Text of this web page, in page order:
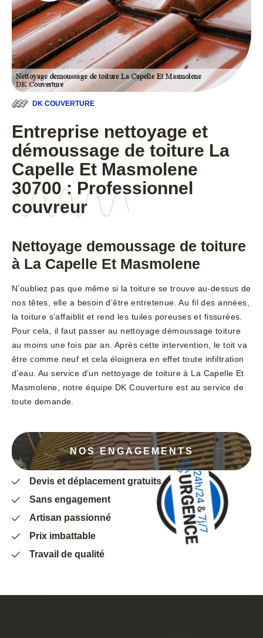
DK COUVERTURE
Entreprise nettoyage et
démoussage de toiture La
Capelle Et Masmolene
30700 : Professionnel
couvreur
Nettoyage demoussage de toiture
à La Capelle Et Masmolene
N’oubliez pas que même si la toiture se trouve au-dessus de
nos têtes, elle a besoin d’être entretenue. Au fil des années,
la toiture s’affaiblit et rend les tuiles poreuses et fissurées.
Pour cela, il faut passer au nettoyage démoussage toiture
au moins une fois par an. Après cette intervention, le toit va
être comme neuf et cela éloignera en effet toute infiltration
d’eau. Au service d’un nettoyage de toiture à La Capelle Et
Masmolene, notre équipe DK Couverture est au service de
toute demande.
NOS ENGAGEMENTS
Devis et déplacement gratuits
Sans engagement
Artisan passionné
Prix imbattable
Travail de qualité